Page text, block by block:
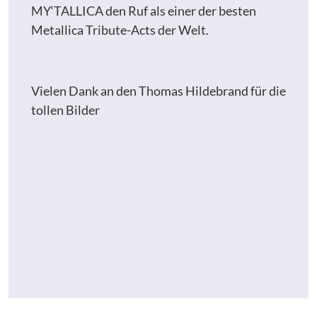
MY‘TALLICA den Ruf als einer der besten
Metallica Tribute-Acts der Welt.
Vielen Dank an den Thomas Hildebrand für die
tollen Bilder